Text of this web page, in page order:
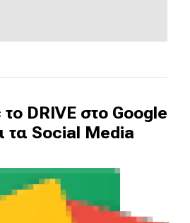
DRIVE στο Google
τα Social Media